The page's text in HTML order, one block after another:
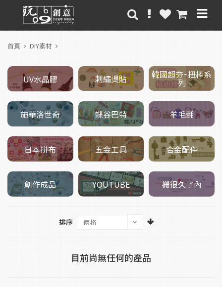
首頁 DIY素材
UV水晶膠 刺繡燙貼 韓國超夯~扭棒系
列
施華洛世奇 蝶谷巴特 羊毛氈
日本拼布 五金工具 合金配件
創作成品 YOUTUBE 搬很久了內
排序
目前尚無任何的產品